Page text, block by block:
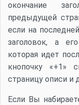
окончание
предыдущей
если на
заголовок, а
которая идет
кнопочку «+1»
страницу описи и
Если Вы